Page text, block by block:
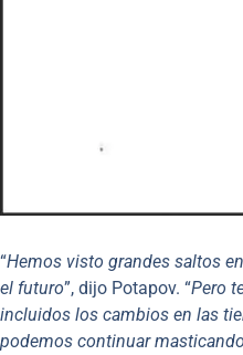
“Hemos visto grandes saltos
el futuro”, dijo Potapov. “Pero
incluidos los cambios en las
podemos continuar